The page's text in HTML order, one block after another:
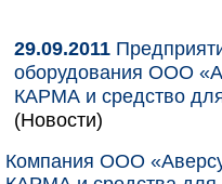
29.09.2011
оборудования ООО
КАРМА и средство
(Новости)
Компания ООО